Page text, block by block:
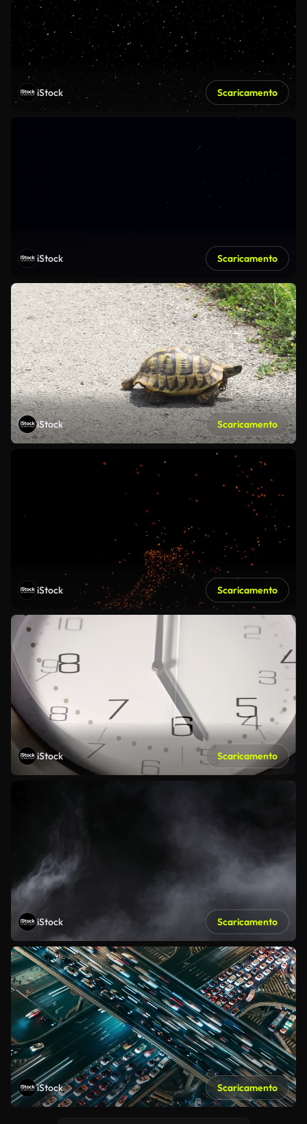
iStock Scaricamento
iStock Scaricamento
iStock Scaricamento
iStock Scaricamento
iStock Scaricamento
iStock Scaricamento
iStock Scaricamento